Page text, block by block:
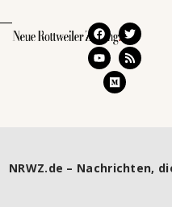
NRWZ.de – Nachrichten,